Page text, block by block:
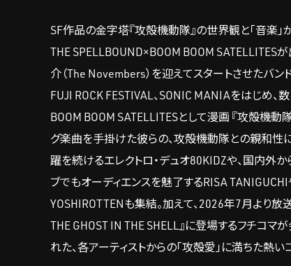
SF作品の金字塔『攻殻機動隊』の世界観と「音楽」
THE SPELLBOUND×BOOM BOOM SATELLITES
介（The Novembers）を迎えてスタートさせたバ
FUJI ROCK FESTIVAL、SONIC MANIAをはじめ、
BOOM BOOM SATELLITESとして漫画 『攻殻機動
グ楽曲を手掛けた彼らの、攻殻機動隊との親和性
躍を続けるエレクトロ・デュオ80KIDZや、国内外
ブでもオーディエンスを魅了するRISA
YOSHIROTTENも集結。加えて、2026年7月より放
THE GHOST IN THE SHELL』に登場するフチコマ
れた、各アーティストからの「攻殻愛」に満ちた熱い